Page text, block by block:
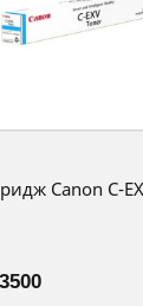
Canon C-